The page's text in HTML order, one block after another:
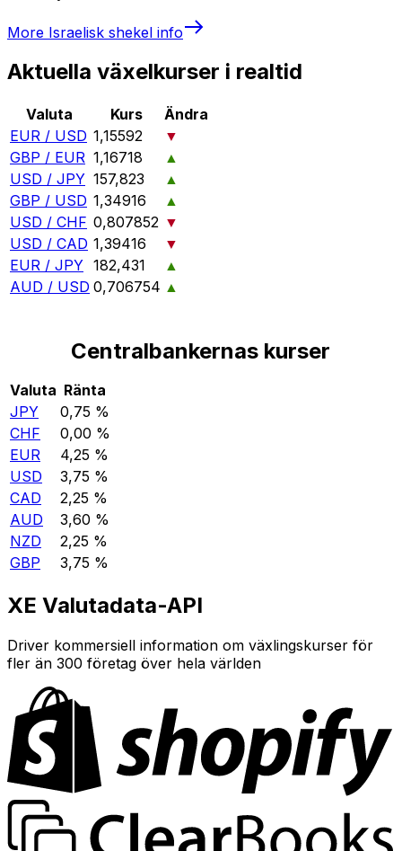
More Israelisk shekel info
Aktuella växelkurser i realtid
Valuta Kurs
Ändra
EUR / USD 1,15592
▼
GBP / EUR 1,16718
▲
USD / JPY 157,823
▲
GBP / USD 1,34916
▲
USD / CHF 0,807852 ▼
USD / CAD 1,39416
▼
EUR / JPY 182,431
▲
AUD / USD 0,706754 ▲
Centralbankernas kurser
Valuta Ränta
JPY
0,75 %
CHF
0,00 %
EUR
4,25 %
USD
3,75 %
CAD
2,25 %
AUD
3,60 %
NZD
2,25 %
GBP
3,75 %
XE Valutadata-API
Driver kommersiell information om växlingskurser för
fler än 300 företag över hela världen